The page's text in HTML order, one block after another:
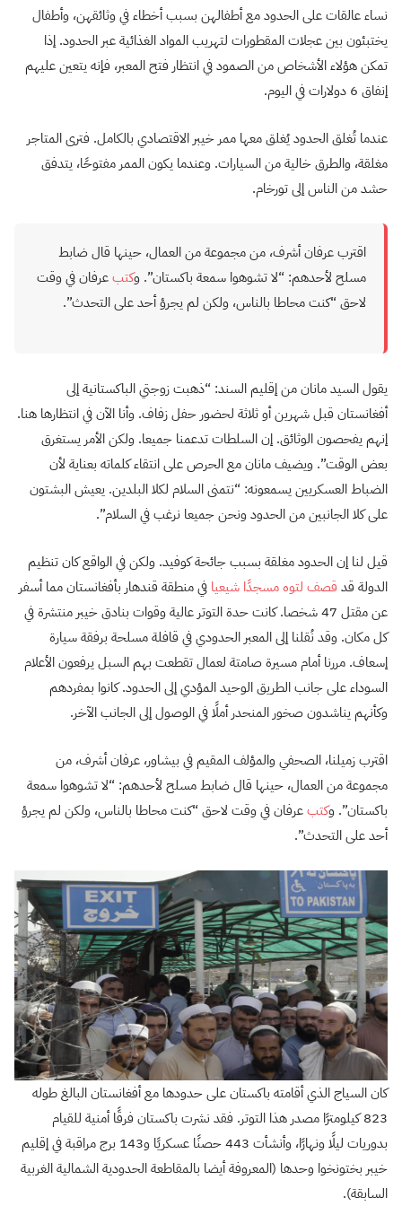
نساء عالقات على الحدود مع أطفالهن بسبب أخطاء في وثائقهن، وأطفال
يختبئون بين عجلات المقطورات لتهريب المواد الغذائية عبر الحدود. إذا
تمكن هؤلاء الأشخاص من الصمود في انتظار فتح المعبر، فإنه يتعين عليهم
إنفاق 6 دولارات في اليوم.
عندما تُغلق الحدود يُغلق معها ممر خيبر الاقتصادي بالكامل. فترى المتاجر
مغلقة، والطرق خالية من السيارات. وعندما يكون الممر مفتوحًا، يتدفق
حشد من الناس إلى تورخام.
اقترب عرفان أشرف، من مجموعة من العمال، حينها قال ضابط
مسلح لأحدهم: “لا تشوهوا سمعة باكستان”. وكتبعرفان في وقت
لاحق “كنت محاطا بالناس، ولكن لم يجرؤ أحد على التحدث”.
يقول السيد مانان من إقليم السند: “ذهبت زوجتي الباكستانية إلى
أفغانستان قبل شهرين أو ثلاثة لحضور حفل زفاف. وأنا الآن في انتظارها هنا.
إنهم يفحصون الوثائق. إن السلطات تدعمنا جميعا. ولكن الأمر يستغرق
بعض الوقت”. ويضيف مانان مع الحرص على انتقاء كلماته بعناية لأن
الضباط العسكريين يسمعونه: “نتمنى السلام لكلا البلدين. يعيش البشتون
على كلا الجانبين من الحدود ونحن جميعا نرغب في السلام”.
قيل لنا إن الحدود مغلقة بسبب جائحة كوفيد. ولكن في الواقع كان تنظيم
الدولة قد قصف لتوه مسجدًا شيعيا في منطقة قندهار بأفغانستان مما أسفر
عن مقتل 47 شخصا. كانت حدة التوتر عالية وقوات بنادق خيبر منتشرة في
كل مكان. وقد نُقلنا إلى المعبر الحدودي في قافلة مسلحة برفقة سيارة
إسعاف. مررنا أمام مسيرة صامتة لعمال تقطعت بهم السبل يرفعون الأعلام
السوداء على جانب الطريق الوحيد المؤدي إلى الحدود. كانوا بمفردهم
وكأنهم يناشدون صخور المنحدر أملًا في الوصول إلى الجانب الآخر.
اقترب زميلنا، الصحفي والمؤلف المقيم في بيشاور، عرفان أشرف، من
مجموعة من العمال، حينها قال ضابط مسلح لأحدهم: “لا تشوهوا سمعة
باكستان”. وكتبعرفان في وقت لاحق “كنت محاطا بالناس، ولكن لم يجرؤ
أحد على التحدث”.
كان السياج الذي أقامته باكستان على حدودها مع أفغانستان البالغ طوله
823 كيلومترًا مصدر هذا التوتر. فقد نشرت باكستان فرقًا أمنية للقيام
بدوريات ليلًا ونهارًا، وأنشأت 443 حصنًا عسكريًا و143 برج مراقبة في إقليم
خيبر بختونخوا وحدها (المعروفة أيضا بالمقاطعة الحدودية الشمالية الغربية
السابقة).